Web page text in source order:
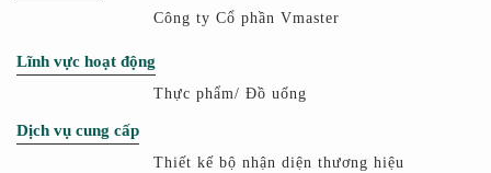
Công ty Cổ phần Vmaster
Lĩnh vực hoạt động
Thực phẩm/ Đồ uống
Dịch vụ cung cấp
Thiết kế bộ nhận diện thương hiệu